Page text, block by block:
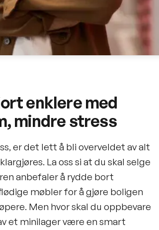
enklere med
mindre stress
er det lett å bli overveldet av alt
La oss si at du skal selge
anbefaler å rydde bort
møbler for å gjøre boligen
Men hvor skal du oppbevare
et minilager være en smart